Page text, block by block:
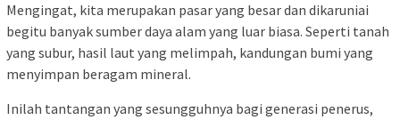
Mengingat, kita merupakan pasar yang besar dan dikaruniai
begitu banyak sumber daya alam yang luar biasa. Seperti tanah
yang subur, hasil laut yang melimpah, kandungan bumi yang
menyimpan beragam mineral.
Inilah tantangan yang sesungguhnya bagi generasi penerus,